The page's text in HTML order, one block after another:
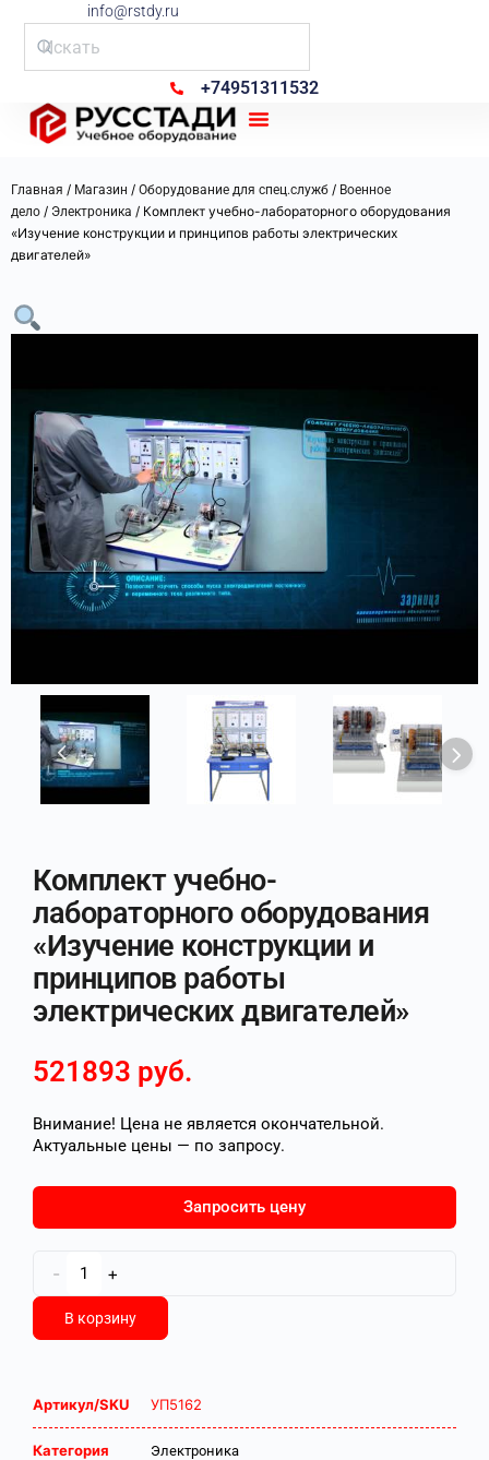
info@rstdy.ru
+74951311532
Главная / Магазин / Оборудование для спец.служб / Военное
дело / Электроника / Комплект учебно-лабораторного оборудования
«Изучение конструкции и принципов работы электрических
двигателей»
Комплект учебно-
лабораторного оборудования
«Изучение конструкции и
принципов работы
электрических двигателей»
521893 руб.
Внимание! Цена не является окончательной.
Актуальные цены — по запросу.
Запросить цену
- +
В корзину
Артикул/SKU УП5162
Категория Электроника